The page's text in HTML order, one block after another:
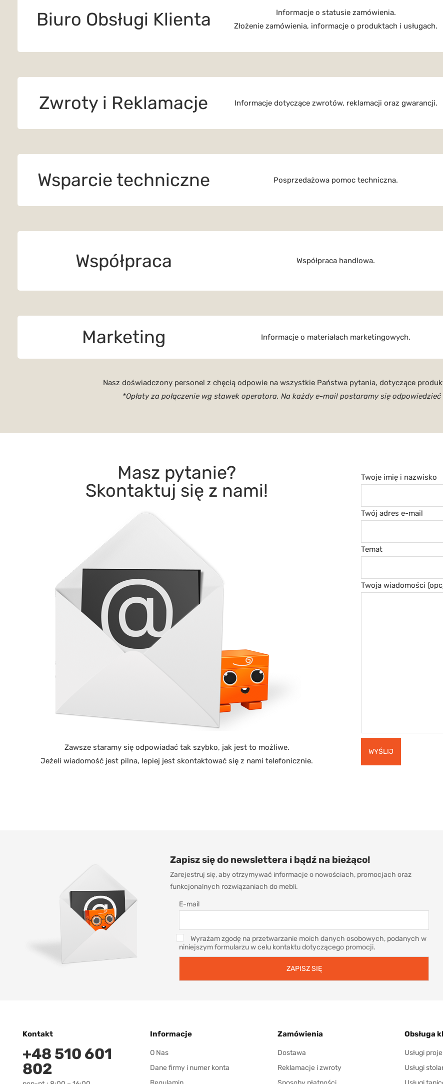
Biuro Obsługi Klienta
Informacje o statusie zamówienia.
Złożenie zamówienia, informacje o produktach i usługach.
Zwroty i Reklamacje Informacje dotyczące zwrotów, reklamacji oraz gwarancji.
Wsparcie techniczne Posprzedażowa pomoc techniczna.
Współpraca Współpraca handlowa.
Marketing Informacje o materiałach marketingowych.
Nasz doświadczony personel z chęcią odpowie na wszystkie Państwa pytania, dotyczące
*Opłaty za połączenie wg stawek operatora. Na każdy e-mail postaramy się
Masz pytanie?
Skontaktuj się z nami!
Zawsze staramy się odpowiadać tak szybko, jak jest to możliwe.
Jeżeli wiadomość jest pilna, lepiej jest skontaktować się z nami telefonicznie.
Twoje imię i nazwisko
Twój adres e-mail
Temat
Twoja wiadomości
Zapisz się do newslettera i bądź na bieżąco!
Zarejestruj się, aby otrzymywać informacje o nowościach, promocjach oraz
funkcjonalnych rozwiązaniach do mebli.
E-mail
Wyrażam zgodę na przetwarzanie moich danych osobowych, podanych w
niniejszym formularzu w celu kontaktu dotyczącego promocji.
Kontakt
+48 510 601
802
Informacje
O Nas
Dane firmy i numer konta
Zamówienia
Dostawa
Reklamacje i zwroty
Obsługa
Usługi
Usługi